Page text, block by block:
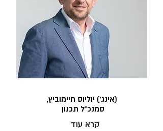
(אינג') יוליוס חיימוביץ,
סמנכ"ל תכנון
קרא עוד